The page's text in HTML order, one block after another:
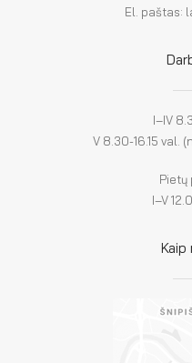
El. paštas:
I–IV
V 8.30-16.15 val.
Pietų
I–V
Kaip